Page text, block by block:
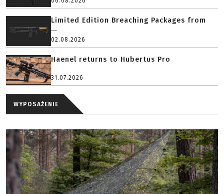
Limited Edition Breaching Packages from
...
02.08.2026
Haenel returns to Hubertus Pro
31.07.2026
WYPOSAŻENIE